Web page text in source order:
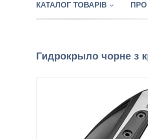
КАТАЛОГ ТОВАРІВ
Гидрокрыло чорне з